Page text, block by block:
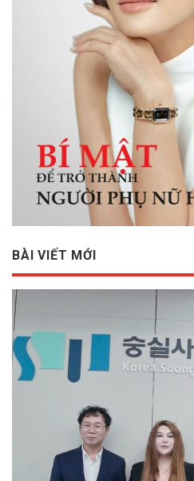
BÀI VIẾT MỚI